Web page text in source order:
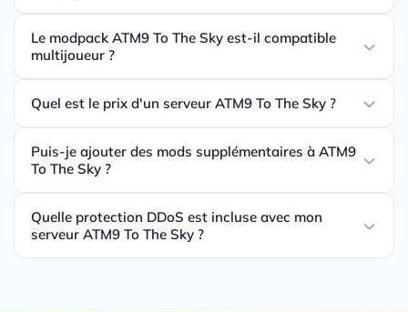
Le modpack ATM9 To The Sky est-il compatible
multijoueur ?
Quel est le prix d'un serveur ATM9 To The Sky ?
Puis-je ajouter des mods supplémentaires à ATM9
To The Sky ?
Quelle protection DDoS est incluse avec mon
serveur ATM9 To The Sky ?